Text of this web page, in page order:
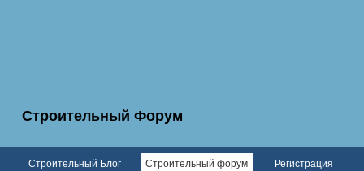
Строительный Форум
Строительный Блог Строительный форум Регистрация